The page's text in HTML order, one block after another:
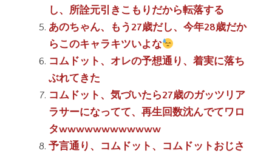
し、所詮元引きこもりだから転落する
あのちゃん、もう27歳だし、今年28歳だか
らこのキャラキツいよな
コムドット、オレの予想通り、着実に落ち
ぶれてきた
コムドット、気づいたら27歳のガッツリア
ラサーになってて、再生回数沈んでてワロ
タwwwwwwwwwwww
予言通り、コムドット、コムドットおじさ